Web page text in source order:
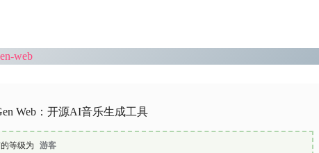
web
Web：开源AI音乐生成工具
等级为 游客